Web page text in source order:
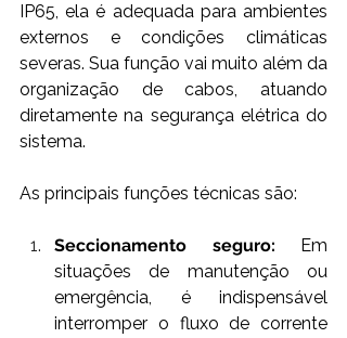
IP65, ela é adequada para ambientes
externos e condições climáticas
severas. Sua função vai muito além da
organização de cabos, atuando
diretamente na segurança elétrica do
sistema.
As principais funções técnicas são:
Seccionamento seguro:
Em
situações de manutenção ou
emergência, é indispensável
interromper o fluxo de corrente